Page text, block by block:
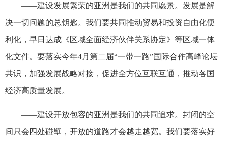
——建设发展繁荣的亚洲是我们的共同愿景。发展是解
决一切问题的总钥匙。我们要共同推动贸易和投资自由化便
利化，早日达成《区域全面经济伙伴关系协定》等区域一体
化文件。要落实今年4月第二届“一带一路”国际合作高峰论坛
共识，加强发展战略对接，促进全方位互联互通，推动各国
经济高质量发展。
——建设开放包容的亚洲是我们的共同追求。封闭的空
间只会四处碰壁，开放的道路才会越走越宽。我们要落实好